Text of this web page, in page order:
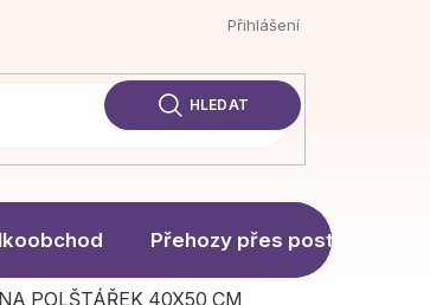
Přihlášení
HLEDAT
Přehozy přes postel
POLŠTÁŘEK 40X50 CM